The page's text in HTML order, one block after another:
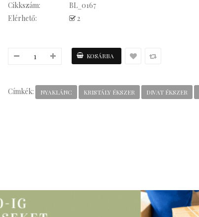
Cikkszám:
BL_0167
Elérhető:
2
Címkék: NYAKLÁNC KRISTÁLY ÉKSZER DIVAT ÉKSZER